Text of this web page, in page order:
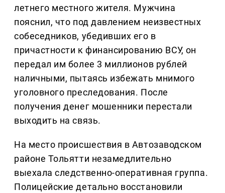
летнего местного жителя. Мужчина
пояснил, что под давлением неизвестных
собеседников, убедивших его в
причастности к финансированию ВСУ, он
передал им более 3 миллионов рублей
наличными, пытаясь избежать мнимого
уголовного преследования. После
получения денег мошенники перестали
выходить на связь.
На место происшествия в Автозаводском
районе Тольятти незамедлительно
выехала следственно-оперативная группа.
Полицейские детально восстановили